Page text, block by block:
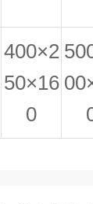
400×2
50×16
0